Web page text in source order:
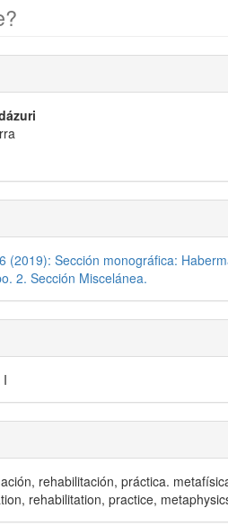
(2019): Sección monográfica:
2. Sección Miscelánea.
I
rehabilitación, práctica.
rehabilitation, practice,